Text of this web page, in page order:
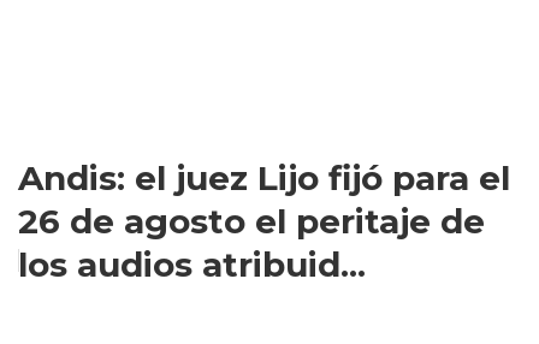
Andis: el juez Lijo fijó para el
26 de agosto el peritaje de
los audios atribuid...